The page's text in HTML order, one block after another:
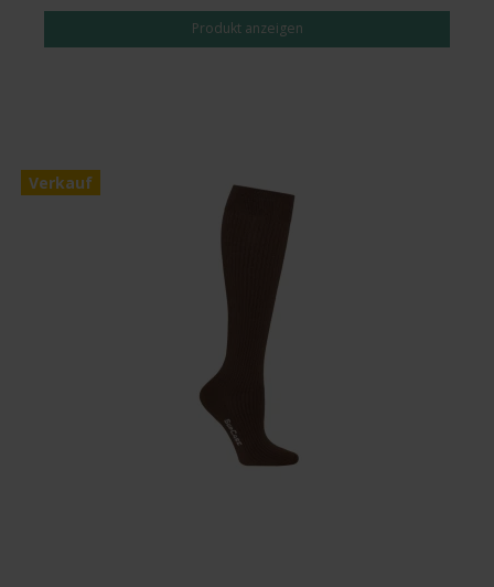
Produkt anzeigen
Verkauf